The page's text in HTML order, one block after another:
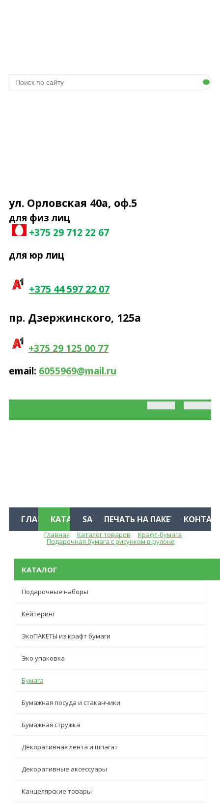
ул. Орловская 40а, оф.5
для физ лиц
+375 29 712 22 67
для юр лиц
+375 44 597 22 07
пр. Дзержинского, 125а
+375 29 125 00 77
email: 6055969@mail.ru
ГЛАВНАЯКАТАЛОГSALE %ПЕЧАТЬ НА ПАКЕТАХ
Главная Каталог товаров Крафт-бумага
Подарочная бумага с рисунком в рулоне
КАТАЛОГ
Подарочные наборы
Кейтеринг
ЭкоПАКЕТЫ из крафт бумаги
Эко упаковка
Бумага
Бумажная посуда и стаканчики
Бумажная стружка
Декоративная лента и шпагат
Декоративные аксессуары
Канцелярские товары